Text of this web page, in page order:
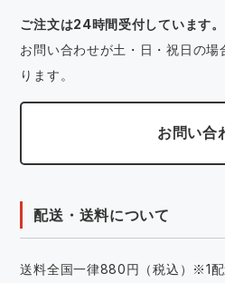
ご注文は24時間受付しています。
お問い合わせが土・日・祝日の
ります。
お問い合
配送・送料について
送料全国一律880円（税込）※1配